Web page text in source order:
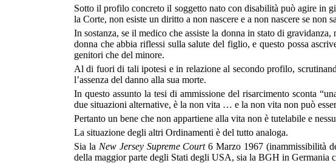
Sotto il profilo concreto il soggetto nato con disabilità può agire in
la Corte, non esiste un diritto a non nascere e a non nascere se non
In sostanza, se il medico che assiste la donna in stato di
donna che abbia riflessi sulla salute del figlio, e questo possa
genitori che del minore.
Al di fuori di tali ipotesi e in relazione al secondo profilo,
l’assenza del danno alla sua morte.
In questo assunto la tesi di ammissione del risarcimento sconta
due situazioni alternative, è la non vita … e la non vita non può
Pertanto un bene che non appartiene alla vita non è tutelabile e
La situazione degli altri Ordinamenti è del tutto analoga.
Sia la New Jersey Supreme Court6 Marzo 1967 (inammissibilità
della maggior parte degli Stati degli USA, sia la BGH in Germania